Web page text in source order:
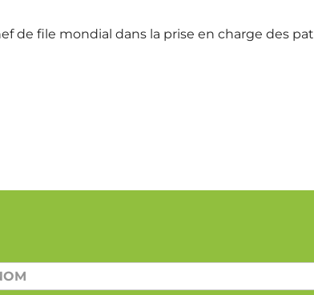
de file mondial dans la prise en charge des